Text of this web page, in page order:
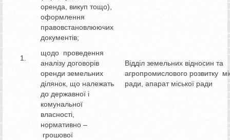
оренда, викуп тощо),
оформлення
правовстановлюючих
документів;
щодо проведення
аналізу договорів
оренди земельних
ділянок, що належать
до державної і
комунальної
власності,
нормативно –
грошової
Відділ земельних відносин та
агропромислового розвитку
ради, апарат міської ради